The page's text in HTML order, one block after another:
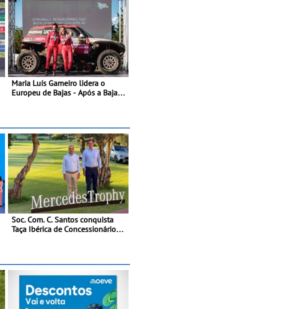
Maria Luís Gameiro lidera o
Europeu de Bajas - Após a Baja
Soc. Com. C. Santos conquista
Taça Ibérica de Concessionários